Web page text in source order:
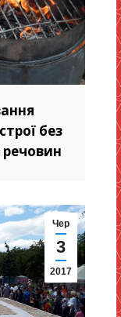
без
Чер
3
2017